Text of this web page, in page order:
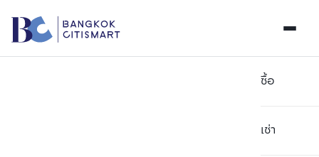
ซื้อ
เช่า